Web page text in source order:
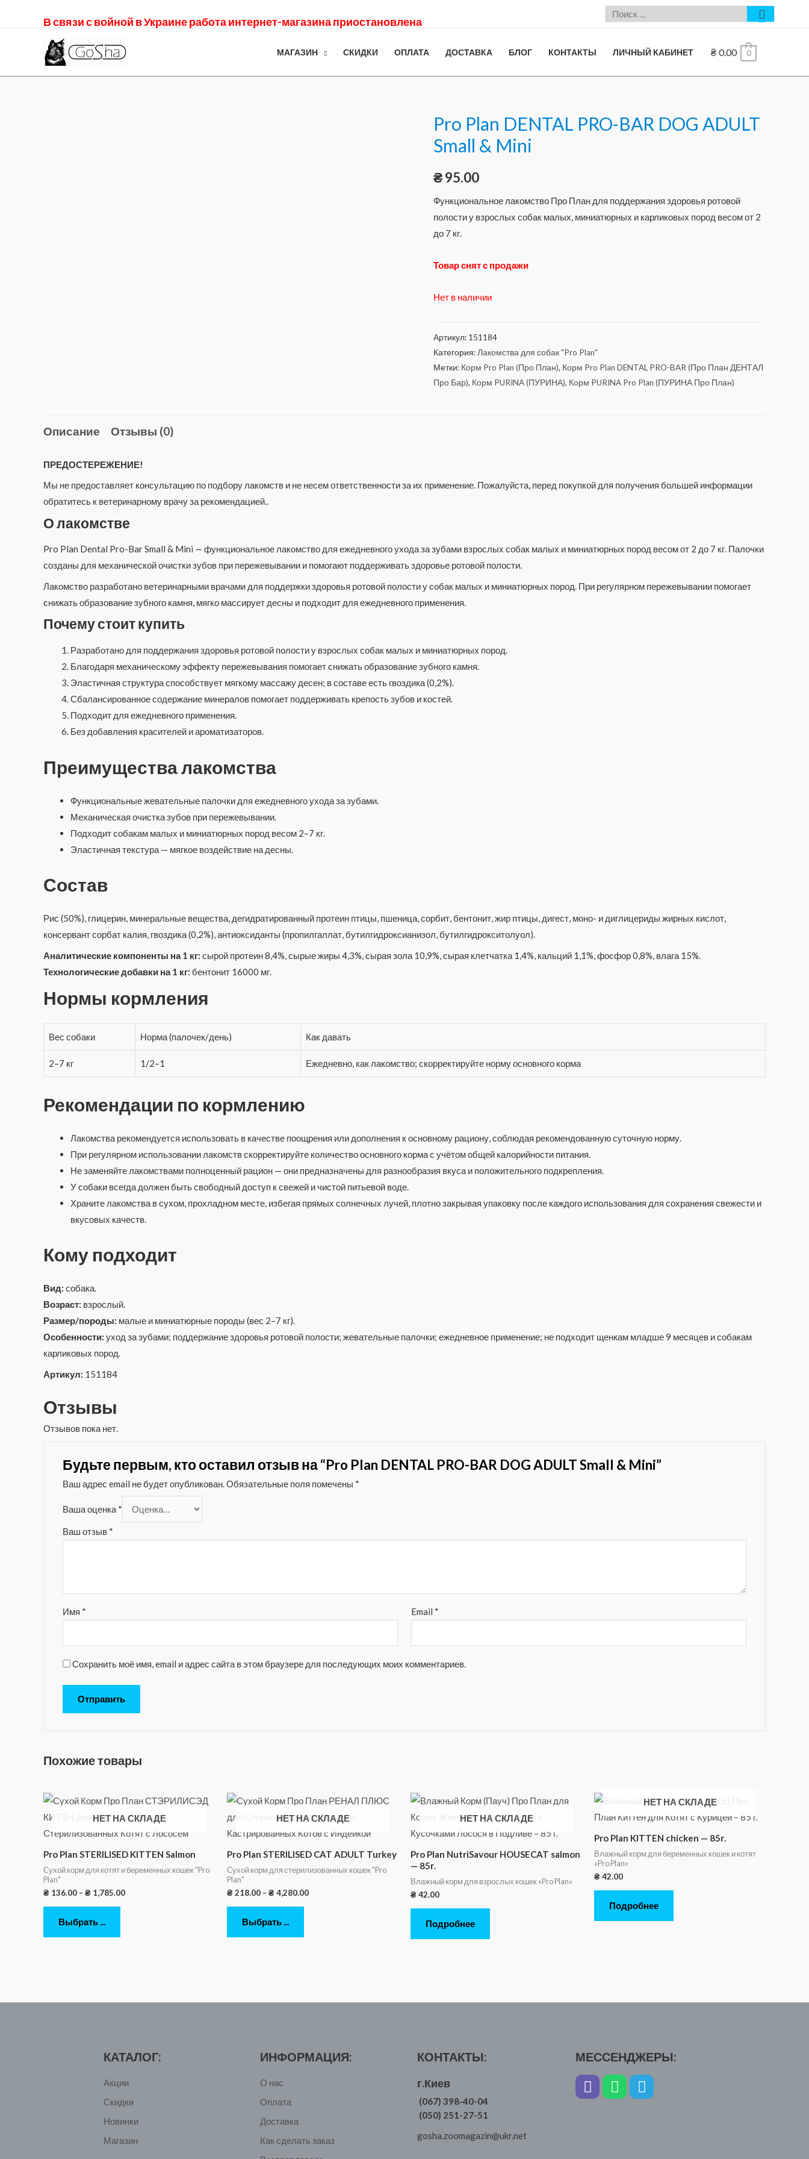
В связи с войной в Украине работа интернет-магазина приостановлена
МАГАЗИН СКИДКИ ОПЛАТА ДОСТАВКА БЛОГ КОНТАКТЫ ЛИЧНЫЙ КАБИНЕТ ₴ 0.00 0
Pro Plan DENTAL PRO-BAR DOG ADULT
Small & Mini
₴95.00
Функциональное лакомство Про План для поддержания здоровья ротовой
полости у взрослых собак малых, миниатюрных и карликовых пород весом от 2
до 7 кг.
Товар снят с продажи
Нет в наличии
Артикул: 151184
Категория: Лакомства для собак "Pro Plan"
Метки: Корм Pro Plan (Про План), Корм Pro Plan DENTAL PRO-BAR (Про План ДЕНТАЛ
Про Бар), Корм PURINA (ПУРИНА), Корм PURINA Pro Plan (ПУРИНА Про План)
Описание Отзывы (0)
ПРЕДОСТЕРЕЖЕНИЕ!
Мы не предоставляет консультацию по подбору лакомств и не несем ответственности за их применение. Пожалуйста, перед покупкой для получения большей информации
обратитесь к ветеринарному врачу за рекомендацией..
О лакомстве
Pro Plan Dental Pro-Bar Small & Mini — функциональное лакомство для ежедневного ухода за зубами взрослых собак малых и миниатюрных пород весом от 2 до 7 кг. Палочки
созданы для механической очистки зубов при пережевывании и помогают поддерживать здоровье ротовой полости.
Лакомство разработано ветеринарными врачами для поддержки здоровья ротовой полости у собак малых и миниатюрных пород. При регулярном пережевывании помогает
снижать образование зубного камня, мягко массирует десны и подходит для ежедневного применения.
Почему стоит купить
Разработано для поддержания здоровья ротовой полости у взрослых собак малых и миниатюрных пород.
Благодаря механическому эффекту пережевывания помогает снижать образование зубного камня.
Эластичная структура способствует мягкому массажу десен; в составе есть гвоздика (0,2%).
Сбалансированное содержание минералов помогает поддерживать крепость зубов и костей.
Подходит для ежедневного применения.
Без добавления красителей и ароматизаторов.
Преимущества лакомства
Функциональные жевательные палочки для ежедневного ухода за зубами.
Механическая очистка зубов при пережевывании.
Подходит собакам малых и миниатюрных пород весом 2–7 кг.
Эластичная текстура — мягкое воздействие на десны.
Состав
Рис (50%), глицерин, минеральные вещества, дегидратированный протеин птицы, пшеница, сорбит, бентонит, жир птицы, дигест, моно- и диглицериды жирных кислот,
консервант сорбат калия, гвоздика (0,2%), антиоксиданты (пропилгаллат, бутилгидроксианизол, бутилгидрокситолуол).
Аналитические компоненты на 1 кг: сырой протеин 8,4%, сырые жиры 4,3%, сырая зола 10,9%, сырая клетчатка 1,4%, кальций 1,1%, фосфор 0,8%, влага 15%.
Технологические добавки на 1 кг: бентонит 16000 мг.
Нормы кормления
Вес собаки Норма (палочек/день) Как давать
2–7 кг 1/2–1 Ежедневно, как лакомство; скорректируйте норму основного корма
Рекомендации по кормлению
Лакомства рекомендуется использовать в качестве поощрения или дополнения к основному рациону, соблюдая рекомендованную суточную норму.
При регулярном использовании лакомств скорректируйте количество основного корма с учётом общей калорийности питания.
Не заменяйте лакомствами полноценный рацион — они предназначены для разнообразия вкуса и положительного подкрепления.
У собаки всегда должен быть свободный доступ к свежей и чистой питьевой воде.
Храните лакомства в сухом, прохладном месте, избегая прямых солнечных лучей, плотно закрывая упаковку после каждого использования для сохранения свежести и
вкусовых качеств.
Кому подходит
Вид: собака.
Возраст: взрослый.
Размер/породы: малые и миниатюрные породы (вес 2–7 кг).
Особенности: уход за зубами; поддержание здоровья ротовой полости; жевательные палочки; ежедневное применение; не подходит щенкам младше 9 месяцев и собакам
карликовых пород.
Артикул: 151184
Отзывы
Отзывов пока нет.
Будьте первым, кто оставил отзыв на “Pro Plan DENTAL PRO-BAR DOG ADULT Small & Mini”
Ваш адрес email не будет опубликован. Обязательные поля помечены *
Ваша оценка *
Ваш отзыв *
Имя * Email *
Сохранить моё имя, email и адрес сайта в этом браузере для последующих моих комментариев.
Похожие товары
НЕТ НА СКЛАДЕ
Pro Plan STERILISED KITTEN Salmon
Сухой корм для котят и беременных кошек "Pro
Plan"
₴ 136.00 – ₴ 1,785.00
Выбрать ...
НЕТ НА СКЛАДЕ
Pro Plan STERILISED CAT ADULT Turkey
Сухой корм для стерилизованных кошек "Pro
Plan"
₴ 218.00 – ₴ 4,280.00
Выбрать ...
НЕТ НА СКЛАДЕ
Pro Plan NutriSavour HOUSECAT salmon
— 85г.
Влажный корм для взрослых кошек «Pro Plan»
₴ 42.00
Подробнее
НЕТ НА СКЛАДЕ
Pro Plan KITTEN chicken — 85г.
Влажный корм для беременных кошек и котят
«Pro Plan»
₴ 42.00
Подробнее
КАТАЛОГ:
Акции
Скидки
Новинки
Магазин
ИНФОРМАЦИЯ:
О нас
Оплата
Доставка
Как сделать заказ
КОНТАКТЫ:
г.Киев
(067) 398-40-04
(050) 251-27-51
gosha.zoomagazin@ukr.net
МЕССЕНДЖЕРЫ: